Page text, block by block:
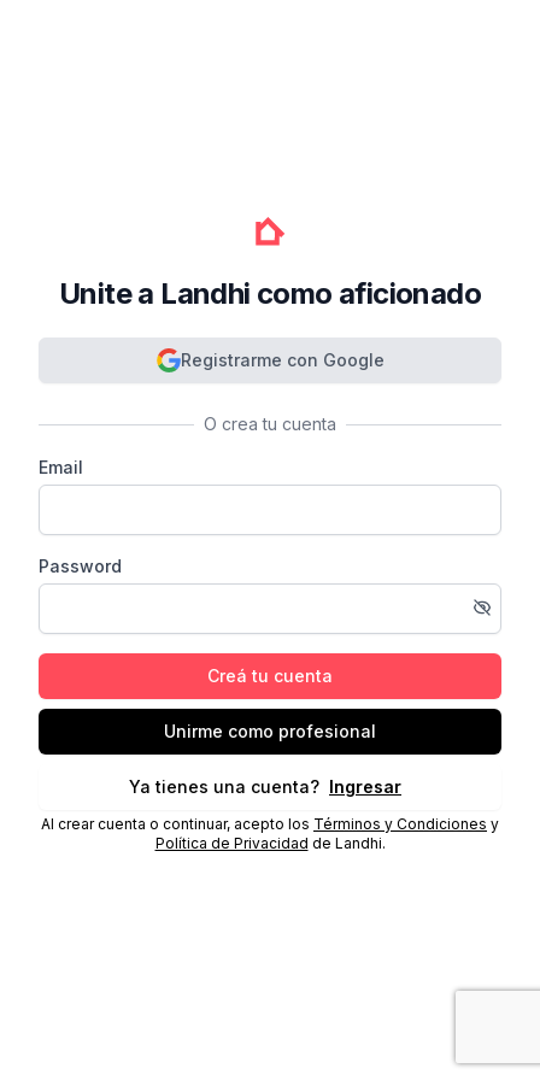
Unite a Landhi como aficionado
Registrarme con Google
O crea tu cuenta
Email
Password
Creá tu cuenta
Unirme como profesional
Ya tienes una cuenta? Ingresar
Al crear cuenta o continuar, acepto los Términos y Condiciones y
Política de Privacidad de Landhi.